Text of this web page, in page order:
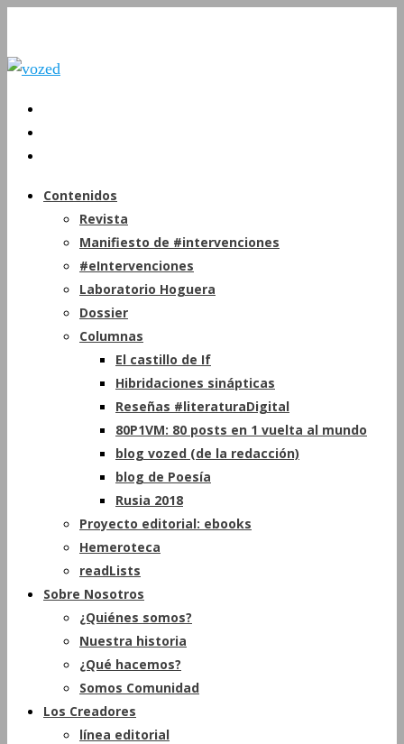
Contenidos
Revista
Manifiesto de #intervenciones
#eIntervenciones
Laboratorio Hoguera
Dossier
Columnas
El castillo de If
Hibridaciones sinápticas
Reseñas #literaturaDigital
80P1VM: 80 posts en 1 vuelta al mundo
blog vozed (de la redacción)
blog de Poesía
Rusia 2018
Proyecto editorial: ebooks
Hemeroteca
readLists
Sobre Nosotros
¿Quiénes somos?
Nuestra historia
¿Qué hacemos?
Somos Comunidad
Los Creadores
línea editorial